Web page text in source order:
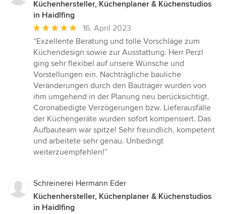
Küchenhersteller, Küchenplaner & Küchenstudios
in Haidlfing
Durchschnittliche
Bewertung:
5
von
5
Sternen
16. April 2023
“Exzellente Beratung und tolle Vorschläge zum
Küchendesign sowie zur Ausstattung. Herr Perzl
ging sehr flexibel auf unsere Wünsche und
Vorstellungen ein. Nachträgliche bauliche
Veränderungen durch den Bauträger wurden von
ihm umgehend in der Planung neu berücksichtigt.
Coronabedigte Verzögerungen bzw. Lieferausfälle
der Küchengeräte wurden sofort kompensiert. Das
Aufbauteam war spitze! Sehr freundlich, kompetent
und arbeitete sehr genau. Unbedingt
weiterzuempfehlen!”
Schreinerei Hermann Eder
Küchenhersteller, Küchenplaner & Küchenstudios
in Haidlfing